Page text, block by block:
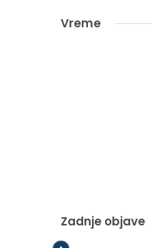
Vreme
Zadnje objave